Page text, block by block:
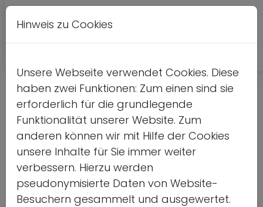
Leichte
Detailseite
Home
Vorlesen
Hinweis zu Cookies
Unsere Webseite verwendet Cookies. Diese
haben zwei Funktionen: Zum einen sind sie
erforderlich für die grundlegende
Funktionalität unserer Website. Zum
anderen können wir mit Hilfe der Cookies
unsere Inhalte für Sie immer weiter
verbessern. Hierzu werden
pseudonymisierte Daten von Website-
Besuchern gesammelt und ausgewertet.